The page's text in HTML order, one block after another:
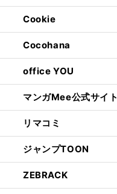
Cookie
Cocohana
office YOU
マンガMee公式サイト
リマコミ
ジャンプTOON
ZEBRACK